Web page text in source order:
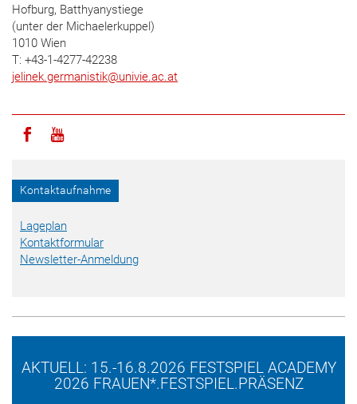
Hofburg, Batthyanystiege
(unter der Michaelerkuppel)
1010 Wien
T: +43-1-4277-42238
jelinek.germanistik@univie.ac.at
Icon facebook
Icon youtube
Kontaktaufnahme
Lageplan
Kontaktformular
Newsletter-Anmeldung
AKTUELL: 15.-16.8.2026 FESTSPIEL ACADEMY
2026 FRAUEN*.FESTSPIEL.PRÄSENZ